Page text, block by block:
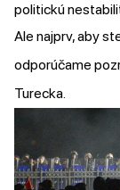
politickú
Ale najprv, aby
odporúčame
Turecka.